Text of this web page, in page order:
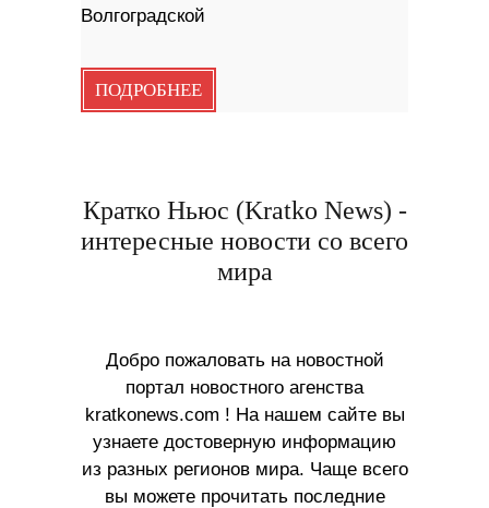
Волгоградской
ПОДРОБНЕЕ
Кратко Ньюс (Kratko News) -
интересные новости со всего
мира
Добро пожаловать на новостной
портал новостного агенства
kratkonews.com ! На нашем сайте вы
узнаете достоверную информацию
из разных регионов мира. Чаще всего
вы можете прочитать последние